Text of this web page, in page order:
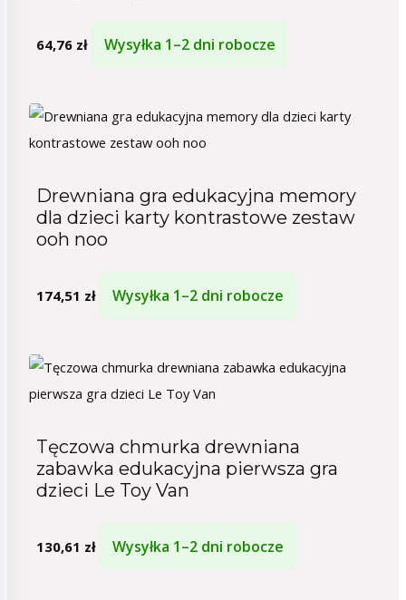
64,76 zł Wysyłka 1–2 dni robocze
Drewniana gra edukacyjna memory
dla dzieci karty kontrastowe zestaw
ooh noo
174,51 zł Wysyłka 1–2 dni robocze
Tęczowa chmurka drewniana
zabawka edukacyjna pierwsza gra
dzieci Le Toy Van
130,61 zł Wysyłka 1–2 dni robocze